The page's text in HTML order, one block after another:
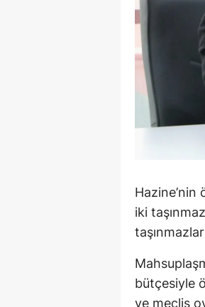
Hazine’nin
iki
bütçesiyle
ve meclis